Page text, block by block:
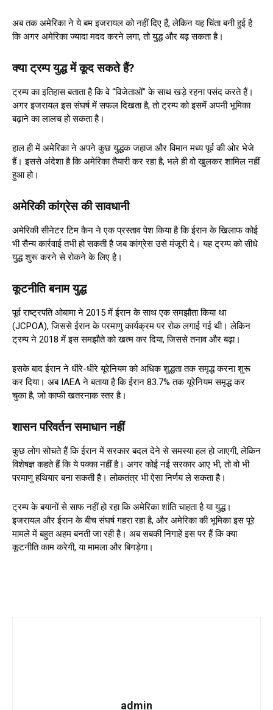
अब तक अमेरिका ने ये बम इजरायल को नहीं दिए हैं, लेकिन यह चिंता बनी हुई है
कि अगर अमेरिका ज्यादा मदद करने लगा, तो युद्ध और बढ़ सकता है।
क्या ट्रम्प युद्ध में कूद सकते हैं?
ट्रम्प का इतिहास बताता है कि वे “विजेताओं” के साथ खड़े रहना पसंद करते हैं।
अगर इजरायल इस संघर्ष में सफल दिखता है, तो ट्रम्प को इसमें अपनी भूमिका
बढ़ाने का लालच हो सकता है।
हाल ही में अमेरिका ने अपने कुछ युद्धक जहाज और विमान मध्य पूर्व की ओर भेजे
हैं। इससे अंदेशा है कि अमेरिका तैयारी कर रहा है, भले ही वो खुलकर शामिल नहीं
हुआ हो।
अमेरिकी कांग्रेस की सावधानी
अमेरिकी सीनेटर टिम कैन ने एक प्रस्ताव पेश किया है कि ईरान के खिलाफ कोई
भी सैन्य कार्रवाई तभी हो सकती है जब कांग्रेस उसे मंजूरी दे। यह ट्रम्प को सीधे
युद्ध शुरू करने से रोकने के लिए है।
कूटनीति बनाम युद्ध
पूर्व राष्ट्रपति ओबामा ने 2015 में ईरान के साथ एक समझौता किया था
(JCPOA), जिससे ईरान के परमाणु कार्यक्रम पर रोक लगाई गई थी। लेकिन
ट्रम्प ने 2018 में इस समझौते को खत्म कर दिया, जिससे तनाव और बढ़ा।
इसके बाद ईरान ने धीरे-धीरे यूरेनियम को अधिक शुद्धता तक समृद्ध करना शुरू
कर दिया। अब IAEA ने बताया है कि ईरान 83.7% तक यूरेनियम समृद्ध कर
चुका है, जो काफी खतरनाक स्तर है।
शासन परिवर्तन समाधान नहीं
कुछ लोग सोचते हैं कि ईरान में सरकार बदल देने से समस्या हल हो जाएगी, लेकिन
विशेषज्ञ कहते हैं कि ये पक्का नहीं है। अगर कोई नई सरकार आए भी, तो वो भी
परमाणु हथियार बना सकती है। लोकतंत्र भी ऐसा निर्णय ले सकता है।
ट्रम्प के बयानों से साफ नहीं हो रहा कि अमेरिका शांति चाहता है या युद्ध।
इजरायल और ईरान के बीच संघर्ष गहरा रहा है, और अमेरिका की भूमिका इस पूरे
मामले में बहुत अहम बनती जा रही है। अब सबकी निगाहें इस पर हैं कि क्या
कूटनीति काम करेगी, या मामला और बिगड़ेगा।
admin